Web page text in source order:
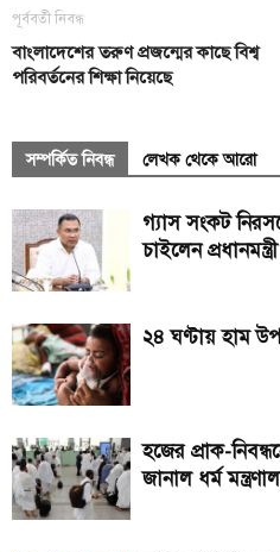
পূর্ববর্তী নিবন্ধ
বাংলাদেশের তরুণ প্রজন্মের কাছে বিশ্ব
পরিবর্তনের শিক্ষা নিয়েছে
সম্পর্কিত নিবন্ধ লেখক থেকে আরো
গ্যাস সংকট
চাইলেন প্রধানমন্ত্রী
২৪ ঘণ্টায় হাম
হজের প্রাক-
জানাল ধর্ম